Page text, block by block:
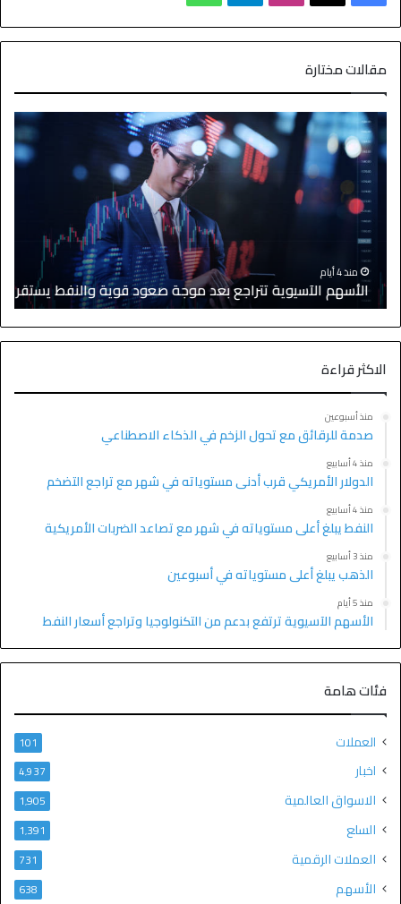
مقالات مختارة
منذ 4 أيام
الأسهم الآسيوية تتراجع بعد موجة صعود قوية والنفط يستقر
الاكثر قراءة
منذ أسبوعين
صدمة للرقائق مع تحول الزخم في الذكاء الاصطناعي
منذ 4 أسابيع
الدولار الأمريكي قرب أدنى مستوياته في شهر مع تراجع التضخم
منذ 4 أسابيع
النفط يبلغ أعلى مستوياته في شهر مع تصاعد الضربات الأمريكية
منذ 3 أسابيع
الذهب يبلغ أعلى مستوياته في أسبوعين
منذ 5 أيام
الأسهم الآسيوية ترتفع بدعم من التكنولوجيا وتراجع أسعار النفط
فئات هامة
العملات 101
اخبار 4٬937
الاسواق العالمية 1٬905
السلع 1٬391
العملات الرقمية 731
الأسهم 638